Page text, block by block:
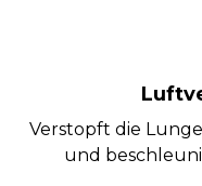
Verstopft die
und